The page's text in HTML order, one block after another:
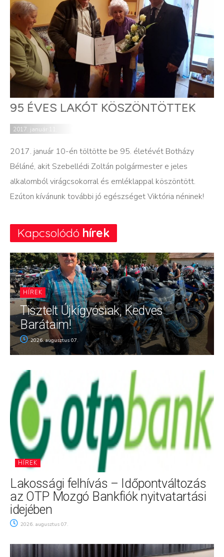
95 ÉVES LAKÓT KÖSZÖNTÖTTEK
2017. január 11.
2017. január 10-én töltötte be 95. életévét Botházy
Béláné, akit Szebellédi Zoltán polgármester e jeles
alkalomból virágcsokorral és emléklappal köszöntött.
Ezúton kívánunk további jó egészséget Viktória néninek!
Kapcsolódó hírek
HÍREK
Tisztelt Újkígyósiak, Kedves
Barátaim!
2026. augusztus 07.
HÍREK
Lakossági felhívás – Időpontváltozás
az OTP Mozgó Bankfiók nyitvatartási
idejében
2026. augusztus 07.